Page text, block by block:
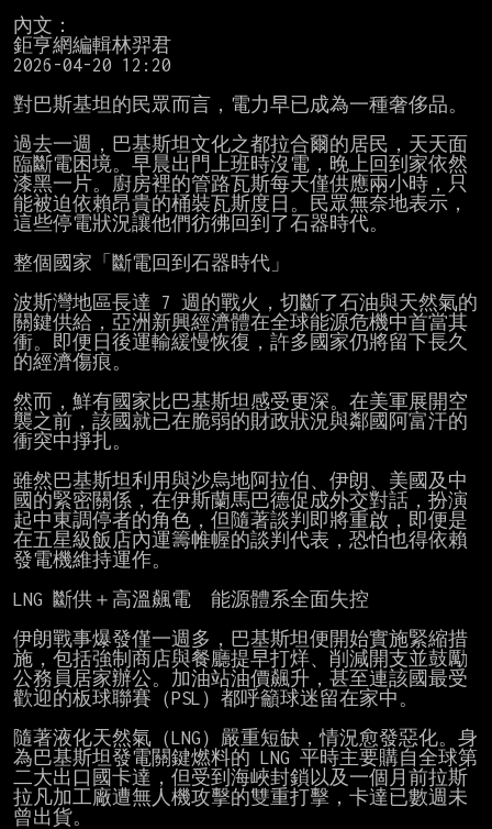
內文：
鉅亨網編輯林羿君
2026-04-20 12:20
對巴斯基坦的民眾而言，電力早已成為一種奢侈品。
過去一週，巴基斯坦文化之都拉合爾的居民，天天面
臨斷電困境。早晨出門上班時沒電，晚上回到家依然
漆黑一片。廚房裡的管路瓦斯每天僅供應兩小時，只
能被迫依賴昂貴的桶裝瓦斯度日。民眾無奈地表示，
這些停電狀況讓他們彷彿回到了石器時代。
整個國家「斷電回到石器時代」
波斯灣地區長達 7 週的戰火，切斷了石油與天然氣的
關鍵供給，亞洲新興經濟體在全球能源危機中首當其
衝。即便日後運輸緩慢恢復，許多國家仍將留下長久
的經濟傷痕。
然而，鮮有國家比巴基斯坦感受更深。在美軍展開空
襲之前，該國就已在脆弱的財政狀況與鄰國阿富汗的
衝突中掙扎。
雖然巴基斯坦利用與沙烏地阿拉伯、伊朗、美國及中
國的緊密關係，在伊斯蘭馬巴德促成外交對話，扮演
起中東調停者的角色，但隨著談判即將重啟，即便是
在五星級飯店內運籌帷幄的談判代表，恐怕也得依賴
發電機維持運作。
LNG 斷供＋高溫飆電　能源體系全面失控
伊朗戰事爆發僅一週多，巴基斯坦便開始實施緊縮措
施，包括強制商店與餐廳提早打烊、削減開支並鼓勵
公務員居家辦公。加油站油價飆升，甚至連該國最受
歡迎的板球聯賽（PSL）都呼籲球迷留在家中。
隨著液化天然氣（LNG）嚴重短缺，情況愈發惡化。身
為巴基斯坦發電關鍵燃料的 LNG 平時主要購自全球第
二大出口國卡達，但受到海峽封鎖以及一個月前拉斯
拉凡加工廠遭無人機攻擊的雙重打擊，卡達已數週未
曾出貨。